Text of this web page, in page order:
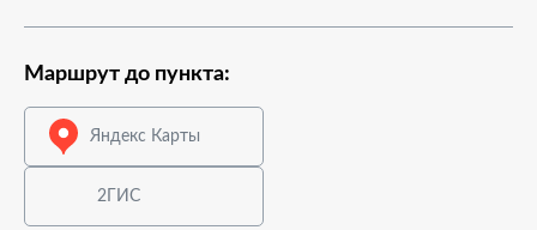
Маршрут до пункта:
Яндекс Карты
2ГИС